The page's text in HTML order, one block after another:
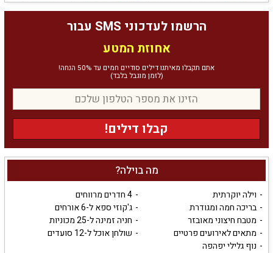
מה בוילה?
וילה יוקרתית
4 חדרים מרווחים
בריכה חמה ומגודרת
ג'קוזי ספא ל-6 אורחים
מטבח חיצוני מאובזר
חניה זמינה ל-25 מכוניות
מתאים לאירועים פרטיים
שולחן אוכל ל-12 סועדים
נוף גלילי יפהפה
הרשמו לעדכוני SMS עבור
אחוזת המטע
אתם תקבלו מאיתנו דילים סודיים חמים עד 50% הנחה!
(לזמן מוגבל בלבד)
קבלו דילים!